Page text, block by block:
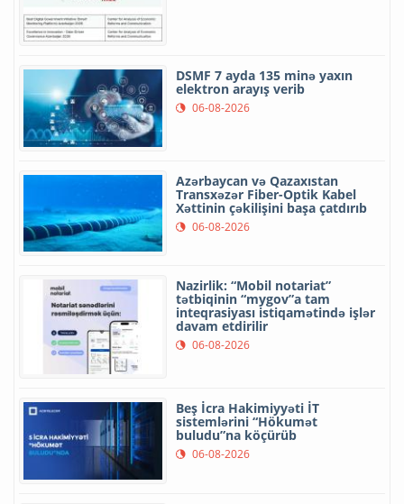
DSMF 7 ayda 135 minə yaxın
elektron arayış verib
06-08-2026
Azərbaycan və Qazaxıstan
Transxəzər Fiber-Optik Kabel
Xəttinin çəkilişini başa çatdırıb
06-08-2026
Nazirlik: “Mobil notariat”
tətbiqinin “mygov”a tam
inteqrasiyası istiqamətində işlər
davam etdirilir
06-08-2026
Beş İcra Hakimiyyəti İT
sistemlərini “Hökumət
buludu”na köçürüb
06-08-2026